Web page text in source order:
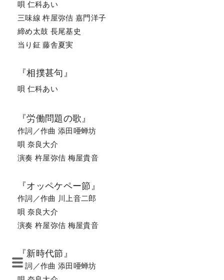
唄 仁科あい
三味線 杵屋弥佶 嘉門洋子
締め太鼓 長尾基史
当り鉦 藤舎夏実
『相撲甚句』
唄 仁科あい
『労働問題の歌』
作詞／作曲 添田唖蝉坊
唄 奈良大介
演奏 杵屋弥佶 梅屋貴音
『オッペケペー節』
作詞／作曲 川上音二郎
唄 奈良大介
演奏 杵屋弥佶 梅屋貴音
『新時代節』
作詞／作曲 添田唖蝉坊